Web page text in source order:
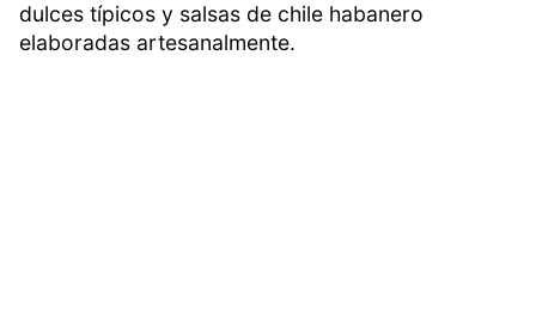
dulces típicos y salsas de chile habanero
elaboradas artesanalmente.